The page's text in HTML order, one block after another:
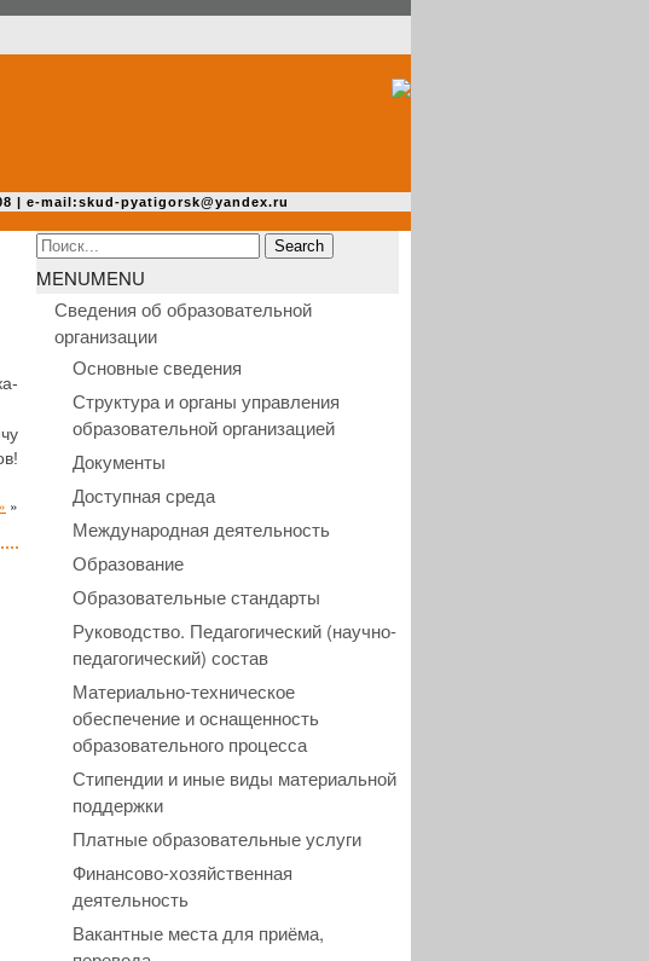
e-mail:skud-pyatigorsk@yandex.ru
»
Search
for:
MENUMENU
Сведения об образовательной
организации
Основные сведения
Структура и органы управления
образовательной организацией
Документы
Доступная среда
Международная деятельность
Образование
Образовательные стандарты
Руководство. Педагогический (научно-
педагогический) состав
Материально-техническое
обеспечение и оснащенность
образовательного процесса
Стипендии и иные виды материальной
поддержки
Платные образовательные услуги
Финансово-хозяйственная
деятельность
Вакантные места для приёма,